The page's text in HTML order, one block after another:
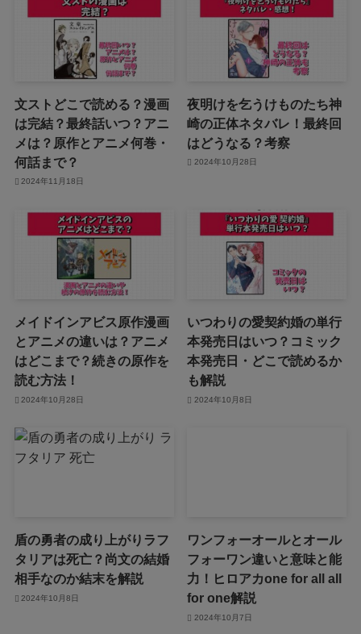
文ストどこで読める？漫画
は完結？最終話いつ？アニ
メは？原作とアニメ何巻・
何話まで？
2024年11月18日
夜明けを乞うけものたち神
崎の正体ネタバレ！最終回
はどうなる？考察
2024年10月28日
メイドインアビス原作漫画
とアニメの違いは？アニメ
はどこまで？続きの原作を
読む方法！
2024年10月28日
いつわりの愛契約婚の単行
本発売日はいつ？コミック
本発売日・どこで読めるか
も解説
2024年10月8日
盾の勇者の成り上がりラフ
タリアは死亡？尚文の結婚
相手なのか結末を解説
2024年10月8日
ワンフォーオールとオール
フォーワン違いと意味と能
力！ヒロアカone for all all
for one解説
2024年10月7日